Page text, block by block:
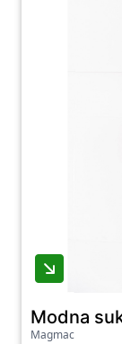
Modna
Magmac